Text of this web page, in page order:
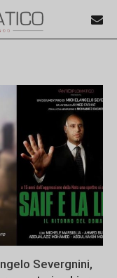
Severgnini,